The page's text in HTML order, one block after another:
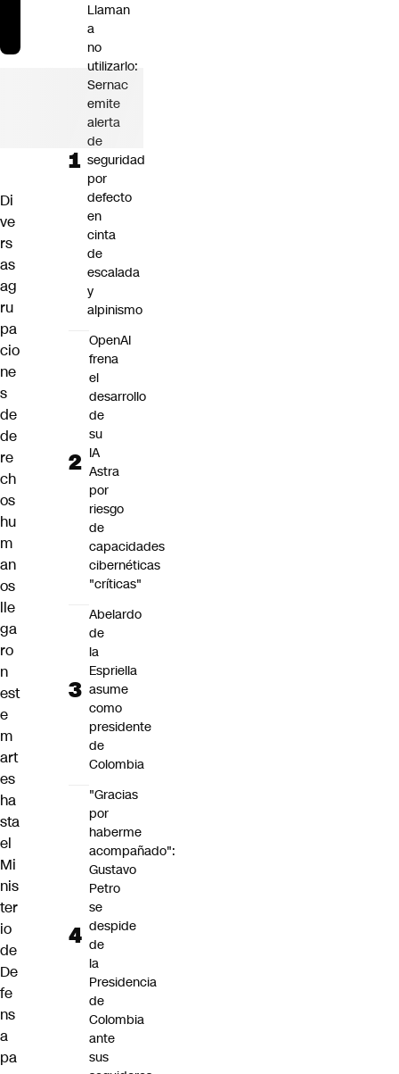
Di
ve
rs
as
ag
ru
pa
cio
ne
s
de
de
re
ch
os
hu
m
an
os
lle
ga
ro
n
est
e
m
art
es
ha
sta
el
Mi
nis
ter
io
de
De
fe
ns
a
pa
Llaman
a
no
utilizarlo:
Sernac
emite
alerta
de
seguridad
por
defecto
en
cinta
de
escalada
y
alpinismo
OpenAI
frena
el
desarrollo
de
su
IA
Astra
por
riesgo
de
capacidades
cibernéticas
"críticas"
Abelardo
de
la
Espriella
asume
como
presidente
de
Colombia
"Gracias
por
haberme
acompañado":
Gustavo
Petro
se
despide
de
la
Presidencia
de
Colombia
ante
sus